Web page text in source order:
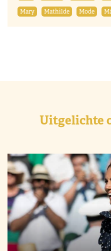
Mary
Mathilde Mode
Uitgelichte